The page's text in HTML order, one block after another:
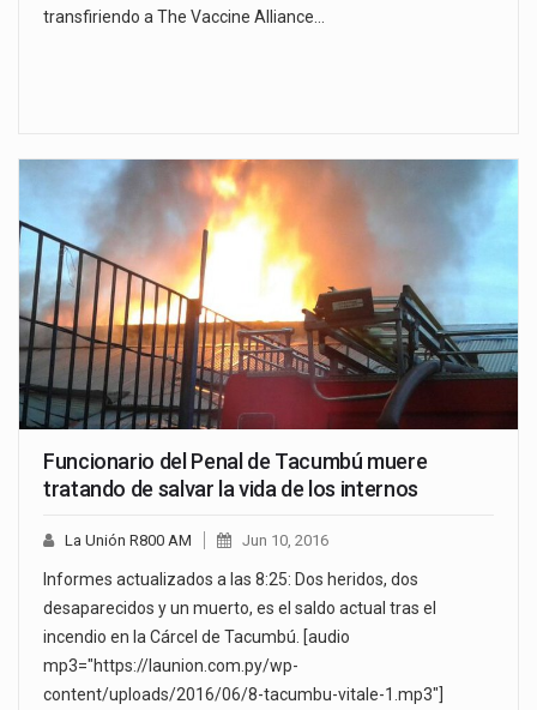
transfiriendo a The Vaccine Alliance…
Funcionario del Penal de Tacumbú muere
tratando de salvar la vida de los internos
La Unión R800 AM Jun 10, 2016
Informes actualizados a las 8:25: Dos heridos, dos
desaparecidos y un muerto, es el saldo actual tras el
incendio en la Cárcel de Tacumbú. [audio
mp3="https://launion.com.py/wp-
content/uploads/2016/06/8-tacumbu-vitale-1.mp3"]